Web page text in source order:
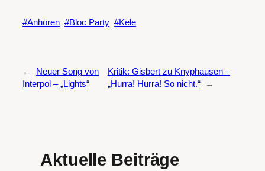
Anhören Bloc Party Kele
←
Neuer Song von
Interpol – „Lights“
Kritik: Gisbert zu Knyphausen –
„Hurra! Hurra! So nicht.“
→
Aktuelle Beiträge